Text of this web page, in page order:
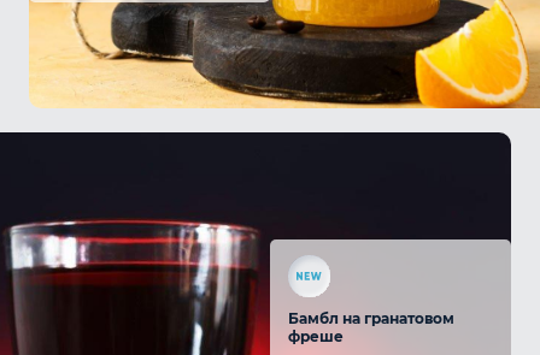
Бамбл на гранатовом
фреше